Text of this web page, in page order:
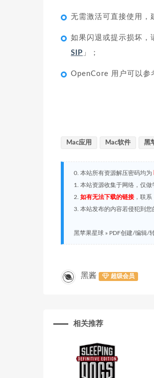
无需激活可直接使用，
如果闪退或提示损坏，
SIP 」；
OpenCore 用户可以参
Mac应用 Mac软件 黑
0. 本站所有资源解压密码均为
1. 本站资源收集于网络，仅
2. 如有无法下载的链接，联系
3. 本站发布的内容若侵犯到
黑苹果星球 » PDF创建/编辑/
黑酱 超级会员
相关推荐